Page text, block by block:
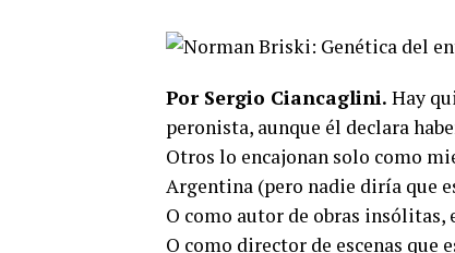
Por Sergio Ciancaglini. Hay
peronista, aunque él declara
Otros lo encajonan solo como
Argentina (pero nadie diría que
O como autor de obras
O como director de escenas que